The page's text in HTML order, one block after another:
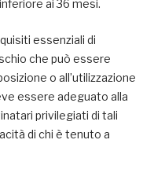
ai 36 mesi.
essenziali di
che può essere
o all’utilizzazione
essere adeguato alla
privilegiati di tali
di chi è tenuto a